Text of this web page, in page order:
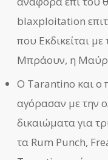
blaxploitation
που Εκδικείται
Μπράουν, η
Ο Tarantino και ο
αγόρασαν με την
δικαιώματα για
τα Rum Punch,